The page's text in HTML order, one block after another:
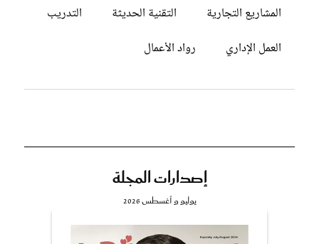
المشاريع التجارية
التقنية الحديثة
التدريب
العمل الإداري
رواد الأعمال
إصدارات المجلة
يوليو و أغسطس 2026